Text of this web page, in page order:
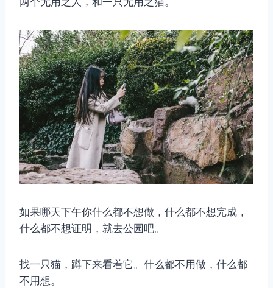
如果哪天下午你什么都不想做，什么都不想完成，
什么都不想证明，就去公园吧。
找一只猫，蹲下来看着它。什么都不用做，什么都
不用想。
取消 搜索